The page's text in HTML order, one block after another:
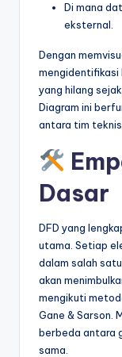
U
p
d
Di mana
eksternal.
Dengan
mengidentifikasi
yang hilang
Diagram ini
antara tim teknis
Dasar
DFD yang
utama. Setiap
dalam salah
akan
mengikuti
Gane & Sarson.
berbeda antara
sama.